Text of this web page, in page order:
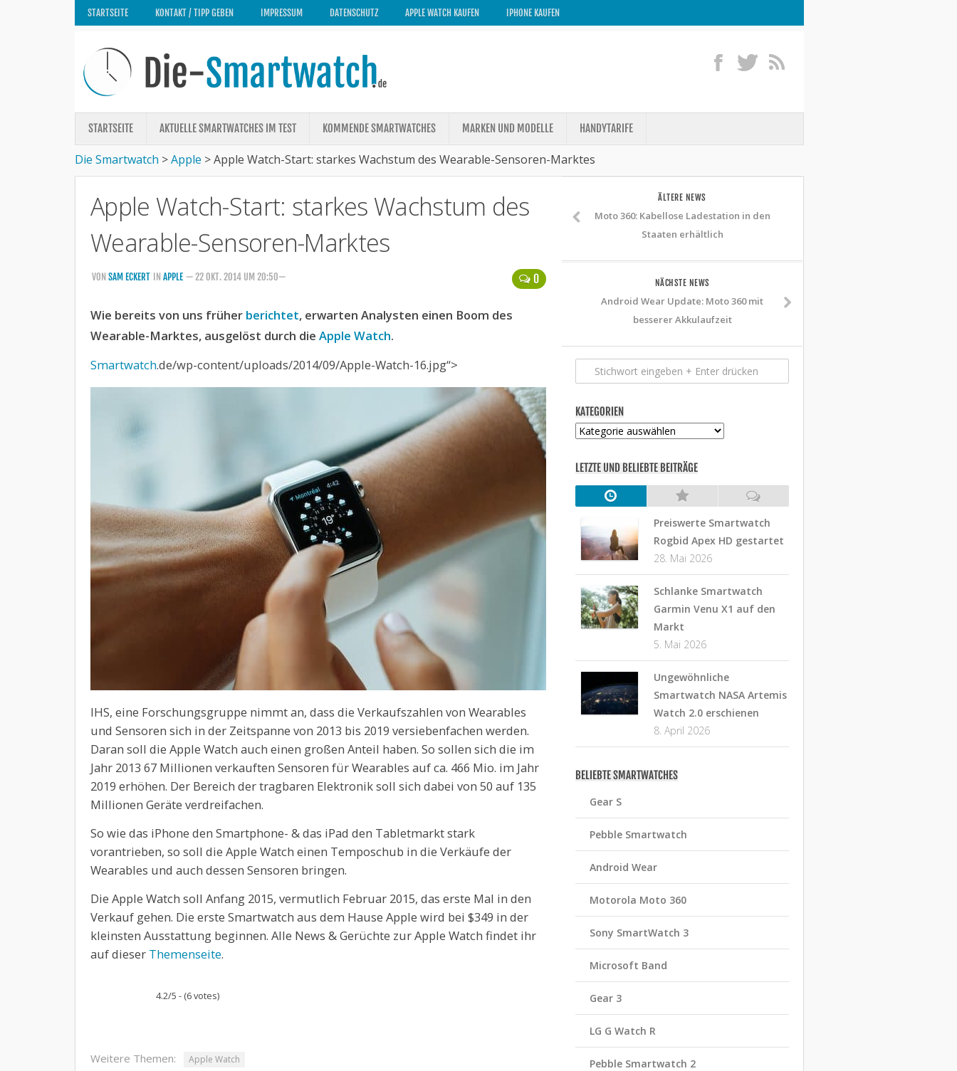
STARTSEITE KONTAKT / TIPP GEBEN IMPRESSUM DATENSCHUTZ APPLE WATCH KAUFEN IPHONE KAUFEN
STARTSEITE AKTUELLE SMARTWATCHES IM TEST KOMMENDE SMARTWATCHES MARKEN UND MODELLE HANDYTARIFE
Die Smartwatch >Apple >Apple Watch-Start: starkes Wachstum des Wearable-Sensoren-Marktes
Apple Watch-Start: starkes Wachstum des
Wearable-Sensoren-Marktes
0
VON SAM ECKERT IN APPLE — 22 OKT. 2014 UM 20:50—
Wie bereits von uns früher berichtet, erwarten Analysten einen Boom des
Wearable-Marktes, ausgelöst durch die Apple Watch.
Smartwatch.de/wp-content/uploads/2014/09/Apple-Watch-16.jpg“>
IHS, eine Forschungsgruppe nimmt an, dass die Verkaufszahlen von Wearables
und Sensoren sich in der Zeitspanne von 2013 bis 2019 versiebenfachen werden.
Daran soll die Apple Watch auch einen großen Anteil haben. So sollen sich die im
Jahr 2013 67 Millionen verkauften Sensoren für Wearables auf ca. 466 Mio. im Jahr
2019 erhöhen. Der Bereich der tragbaren Elektronik soll sich dabei von 50 auf 135
Millionen Geräte verdreifachen.
So wie das iPhone den Smartphone- & das iPad den Tabletmarkt stark
vorantrieben, so soll die Apple Watch einen Temposchub in die Verkäufe der
Wearables und auch dessen Sensoren bringen.
Die Apple Watch soll Anfang 2015, vermutlich Februar 2015, das erste Mal in den
Verkauf gehen. Die erste Smartwatch aus dem Hause Apple wird bei $349 in der
kleinsten Ausstattung beginnen. Alle News & Gerüchte zur Apple Watch findet ihr
auf dieser Themenseite.
4.2/5 - (6 votes)
Weitere Themen: Apple Watch
ÄLTERE NEWS
Moto 360: Kabellose Ladestation in den
Staaten erhältlich
NÄCHSTE NEWS
Android Wear Update: Moto 360 mit
besserer Akkulaufzeit
KATEGORIEN
Kategorien
LETZTE UND BELIEBTE BEITRÄGE
Preiswerte Smartwatch
Rogbid Apex HD gestartet
28. Mai 2026
Schlanke Smartwatch
Garmin Venu X1 auf den
Markt
5. Mai 2026
Ungewöhnliche
Smartwatch NASA Artemis
Watch 2.0 erschienen
8. April 2026
BELIEBTE SMARTWATCHES
Gear S
Pebble Smartwatch
Android Wear
Motorola Moto 360
Sony SmartWatch 3
Microsoft Band
Gear 3
LG G Watch R
Pebble Smartwatch 2